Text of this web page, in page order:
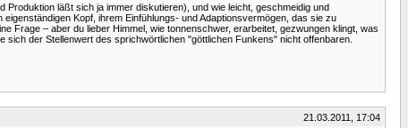
läßt sich ja immer diskutieren), und wie leicht, geschmeidig und
Kopf, ihrem Einfühlungs- und Adaptionsvermögen, das sie zu
Frage – aber du lieber Himmel, wie tonnenschwer, erarbeitet, gezwungen klingt, was
der Stellenwert des sprichwörtlichen "göttlichen Funkens" nicht offenbaren.
21.03.2011, 17:04